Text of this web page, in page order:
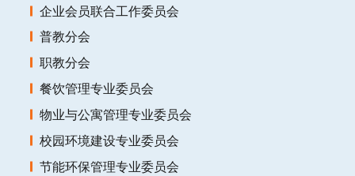
企业会员联合工作委员会
普教分会
职教分会
餐饮管理专业委员会
物业与公寓管理专业委员会
校园环境建设专业委员会
节能环保管理专业委员会